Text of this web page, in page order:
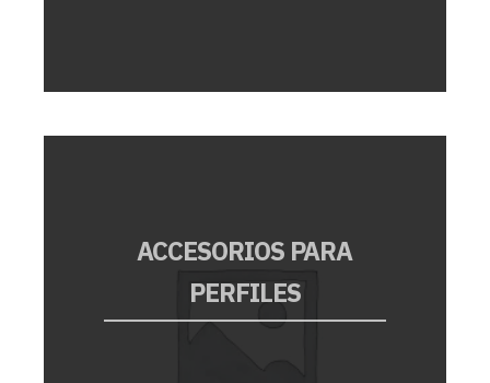
ACCESORIOS PARA
PERFILES